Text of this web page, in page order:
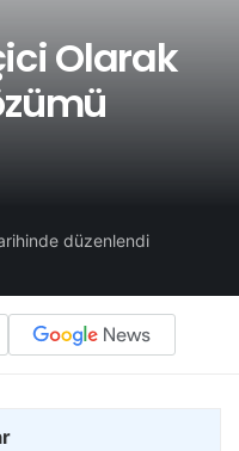
Olarak
düzenlendi